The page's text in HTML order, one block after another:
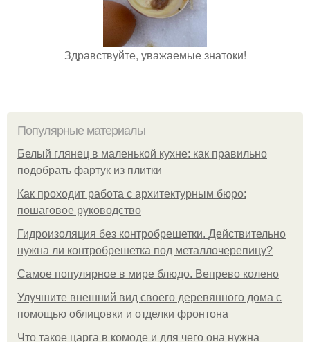
Здравствуйте, уважаемые знатоки!
Популярные материалы
Белый глянец в маленькой кухне: как правильно
подобрать фартук из плитки
Как проходит работа с архитектурным бюро:
пошаговое руководство
Гидроизоляция без контробрешетки. Действительно
нужна ли контробрешетка под металлочерепицу?
Самое популярное в мире блюдо. Вепрево колено
Улучшите внешний вид своего деревянного дома с
помощью облицовки и отделки фронтона
Что такое царга в комоде и для чего она нужна